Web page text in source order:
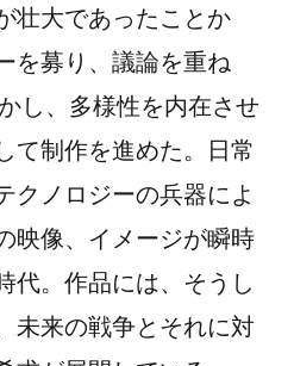
壮大であったことか
を募り、議論を重ね
し、多様性を内在させ
て制作を進めた。日常
クノロジーの兵器によ
映像、イメージが瞬時
代。作品には、そうし
未来の戦争とそれに対